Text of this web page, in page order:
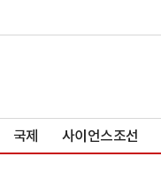
국제 사이언스조선